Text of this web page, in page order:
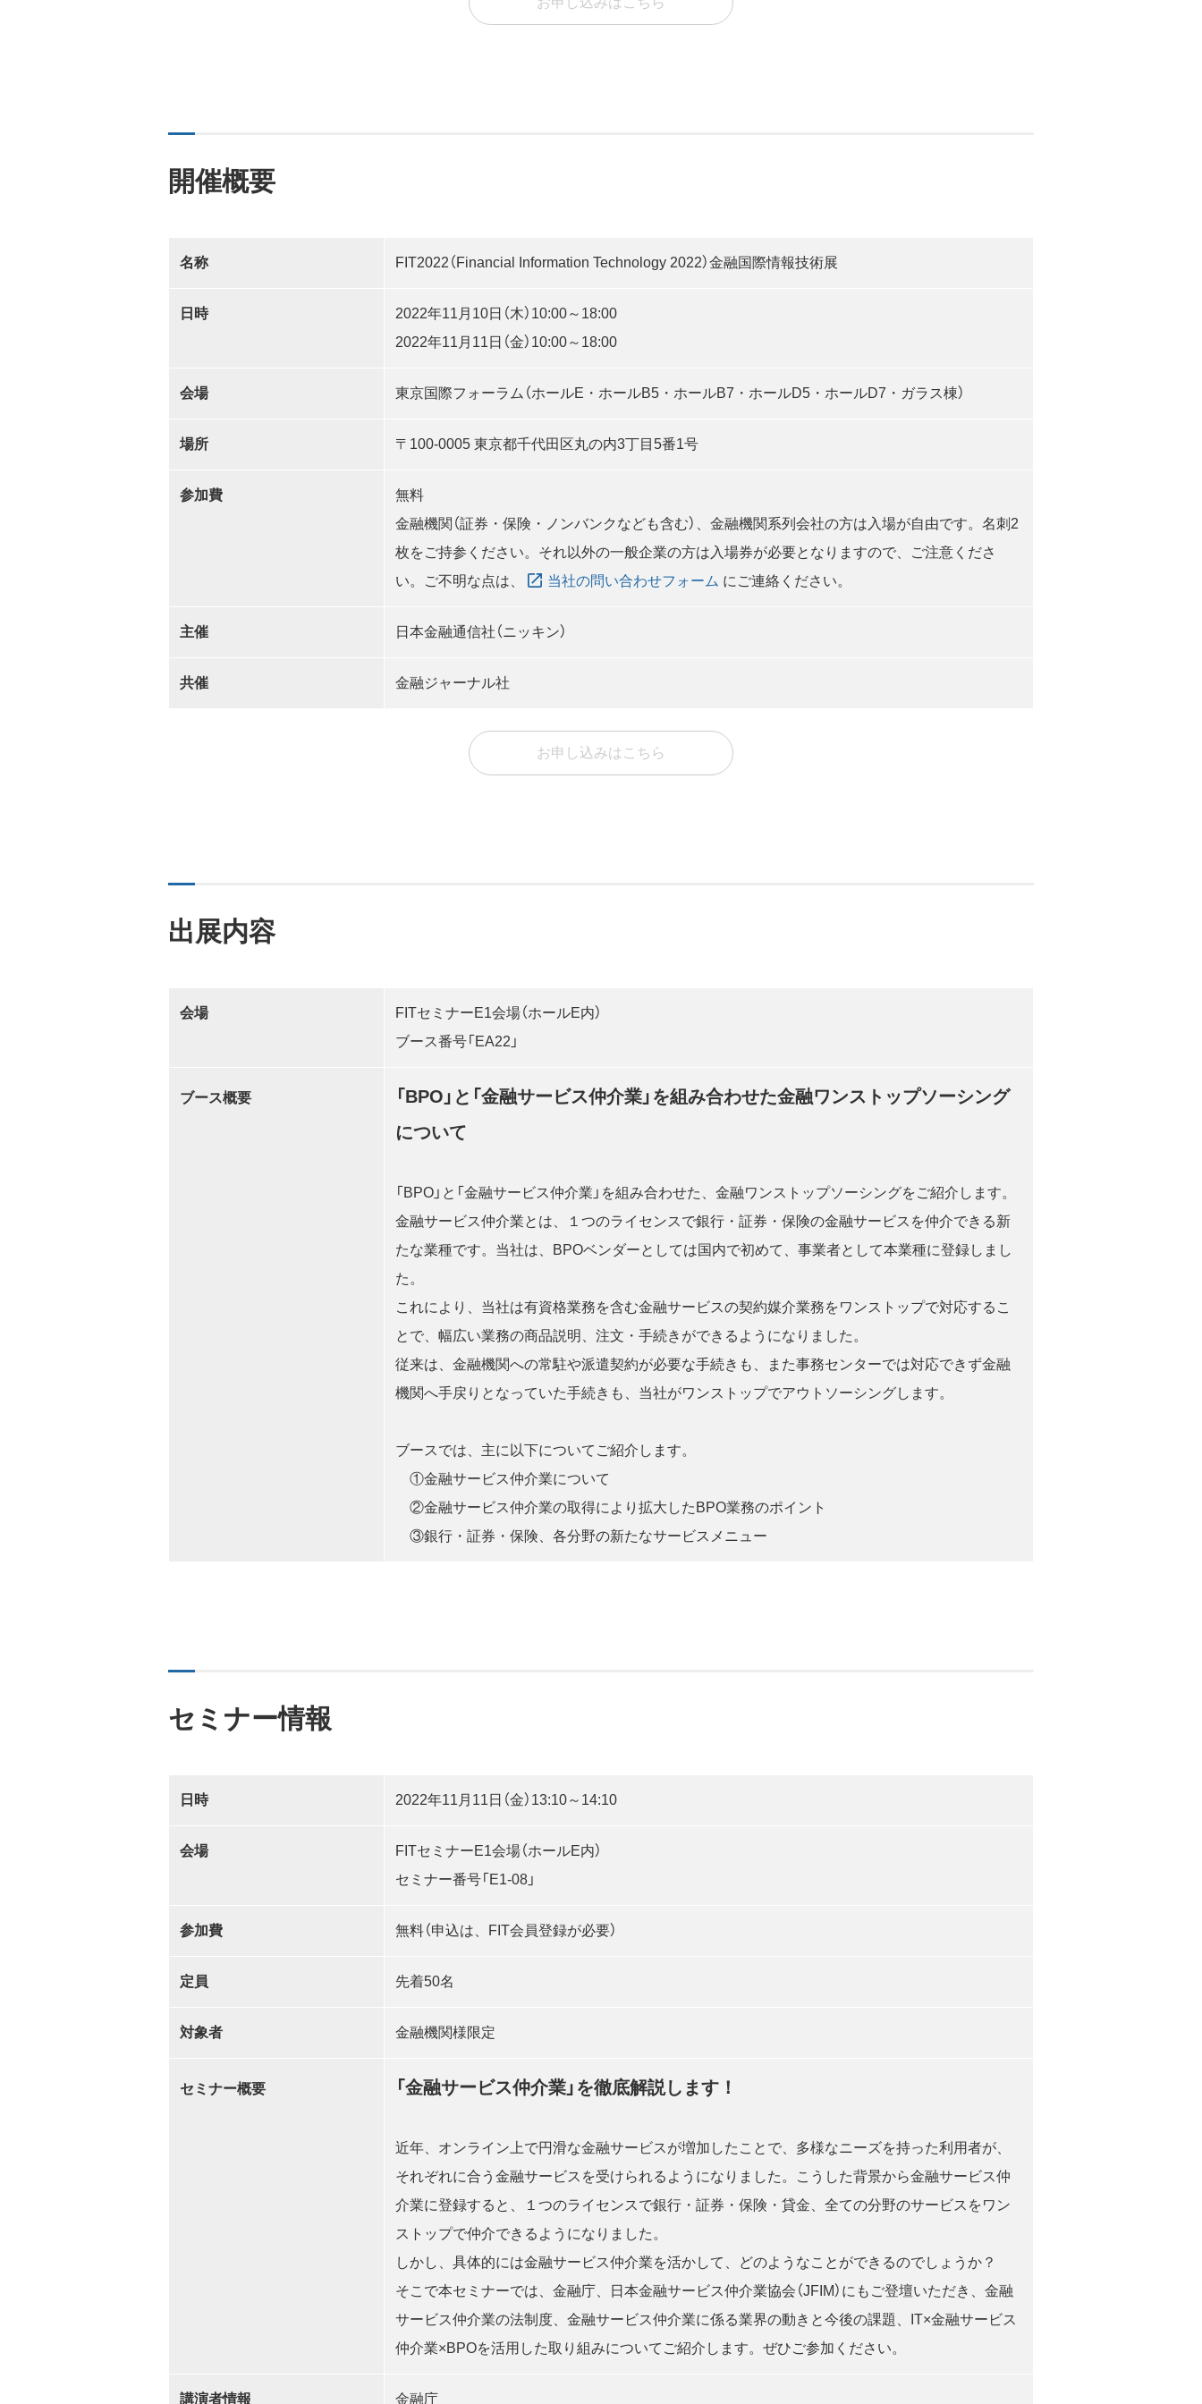
開催概要
名称 FIT2022（Financial Information Technology 2022）金融国際情報技術展
日時
2022年11月10日（木）10:00～18:00
2022年11月11日（金）10:00～18:00
会場 東京国際フォーラム（ホールE・ホールB5・ホールB7・ホールD5・ホールD7・ガラス棟）
場所 〒100-0005 東京都千代田区丸の内3丁目5番1号
参加費
無料
金融機関（証券・保険・ノンバンクなども含む）、金融機関系列会社の方は入場が自由です。名刺2
枚をご持参ください。それ以外の一般企業の方は入場券が必要となりますので、ご注意くださ
い。ご不明な点は、
当社の問い合わせフォーム にご連絡ください。
主催 日本金融通信社（ニッキン）
共催 金融ジャーナル社
お申し込みはこちら
出展内容
会場
FITセミナーE1会場（ホールE内）
ブース番号「EA22」
ブース概要
「BPO」と「金融サービス仲介業」を組み合わせた金融ワンストップソーシング
について
「BPO」と「金融サービス仲介業」を組み合わせた、金融ワンストップソーシングをご紹介します。
金融サービス仲介業とは、１つのライセンスで銀行・証券・保険の金融サービスを仲介できる新
たな業種です。当社は、BPOベンダーとしては国内で初めて、事業者として本業種に登録しまし
た。
これにより、当社は有資格業務を含む金融サービスの契約媒介業務をワンストップで対応するこ
とで、幅広い業務の商品説明、注文・手続きができるようになりました。
従来は、金融機関への常駐や派遣契約が必要な手続きも、また事務センターでは対応できず金融
機関へ手戻りとなっていた手続きも、当社がワンストップでアウトソーシングします。
ブースでは、主に以下についてご紹介します。
①金融サービス仲介業について
②金融サービス仲介業の取得により拡大したBPO業務のポイント
③銀行・証券・保険、各分野の新たなサービスメニュー
セミナー情報
日時 2022年11月11日（金）13:10～14:10
会場
FITセミナーE1会場（ホールE内）
セミナー番号「E1-08」
参加費 無料（申込は、FIT会員登録が必要）
定員 先着50名
対象者 金融機関様限定
セミナー概要 「金融サービス仲介業」を徹底解説します！
近年、オンライン上で円滑な金融サービスが増加したことで、多様なニーズを持った利用者が、
それぞれに合う金融サービスを受けられるようになりました。こうした背景から金融サービス仲
介業に登録すると、１つのライセンスで銀行・証券・保険・貸金、全ての分野のサービスをワン
ストップで仲介できるようになりました。
しかし、具体的には金融サービス仲介業を活かして、どのようなことができるのでしょうか？
そこで本セミナーでは、金融庁、日本金融サービス仲介業協会（JFIM）にもご登壇いただき、金融
サービス仲介業の法制度、金融サービス仲介業に係る業界の動きと今後の課題、IT×金融サービス
仲介業×BPOを活用した取り組みについてご紹介します。ぜひご参加ください。
講演者情報 金融庁